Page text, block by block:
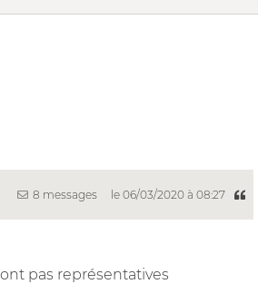
8 messages le 06/03/2020 à 08:27
pas représentatives